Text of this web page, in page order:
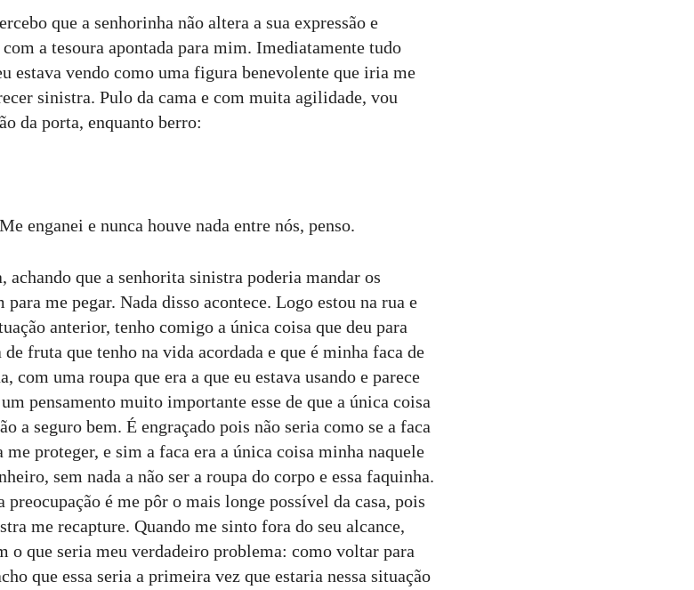
que a senhorinha não altera a sua expressão e
a tesoura apontada para mim. Imediatamente tudo
estava vendo como uma figura benevolente que iria me
sinistra. Pulo da cama e com muita agilidade, vou
da porta, enquanto berro:
enganei e nunca houve nada entre nós, penso.
achando que a senhorita sinistra poderia mandar os
me pegar. Nada disso acontece. Logo estou na rua e
anterior, tenho comigo a única coisa que deu para
fruta que tenho na vida acordada e que é minha faca de
com uma roupa que era a que eu estava usando e parece
pensamento muito importante esse de que a única coisa
a seguro bem. É engraçado pois não seria como se a faca
me proteger, e sim a faca era a única coisa minha naquele
sem nada a não ser a roupa do corpo e essa faquinha.
é me pôr o mais longe possível da casa, pois
me recapture. Quando me sinto fora do seu alcance,
o que seria meu verdadeiro problema: como voltar para
que essa seria a primeira vez que estaria nessa situação